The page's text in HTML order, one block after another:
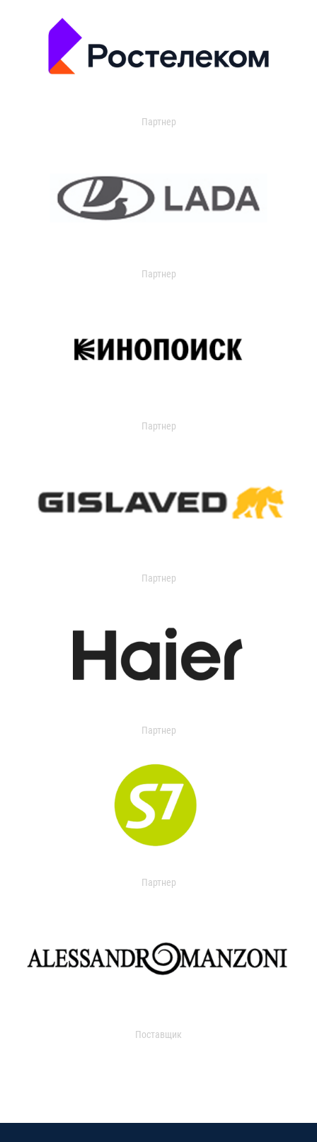
Партнер
Партнер
Партнер
Партнер
Партнер
Партнер
Поставщик